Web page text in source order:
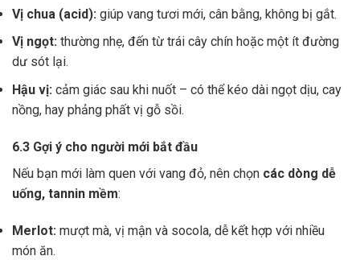
Vị chua (acid): giúp vang tươi mới, cân bằng, không bị gắt.
Vị ngọt: thường nhẹ, đến từ trái cây chín hoặc một ít đường
dư sót lại.
Hậu vị: cảm giác sau khi nuốt – có thể kéo dài ngọt dịu, cay
nồng, hay phảng phất vị gỗ sồi.
6.3 Gợi ý cho người mới bắt đầu
Nếu bạn mới làm quen với vang đỏ, nên chọn các dòng dễ
uống, tannin mềm:
Merlot: mượt mà, vị mận và socola, dễ kết hợp với nhiều
món ăn.